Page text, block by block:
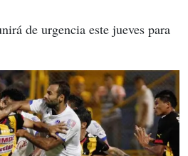
de urgencia este jueves para